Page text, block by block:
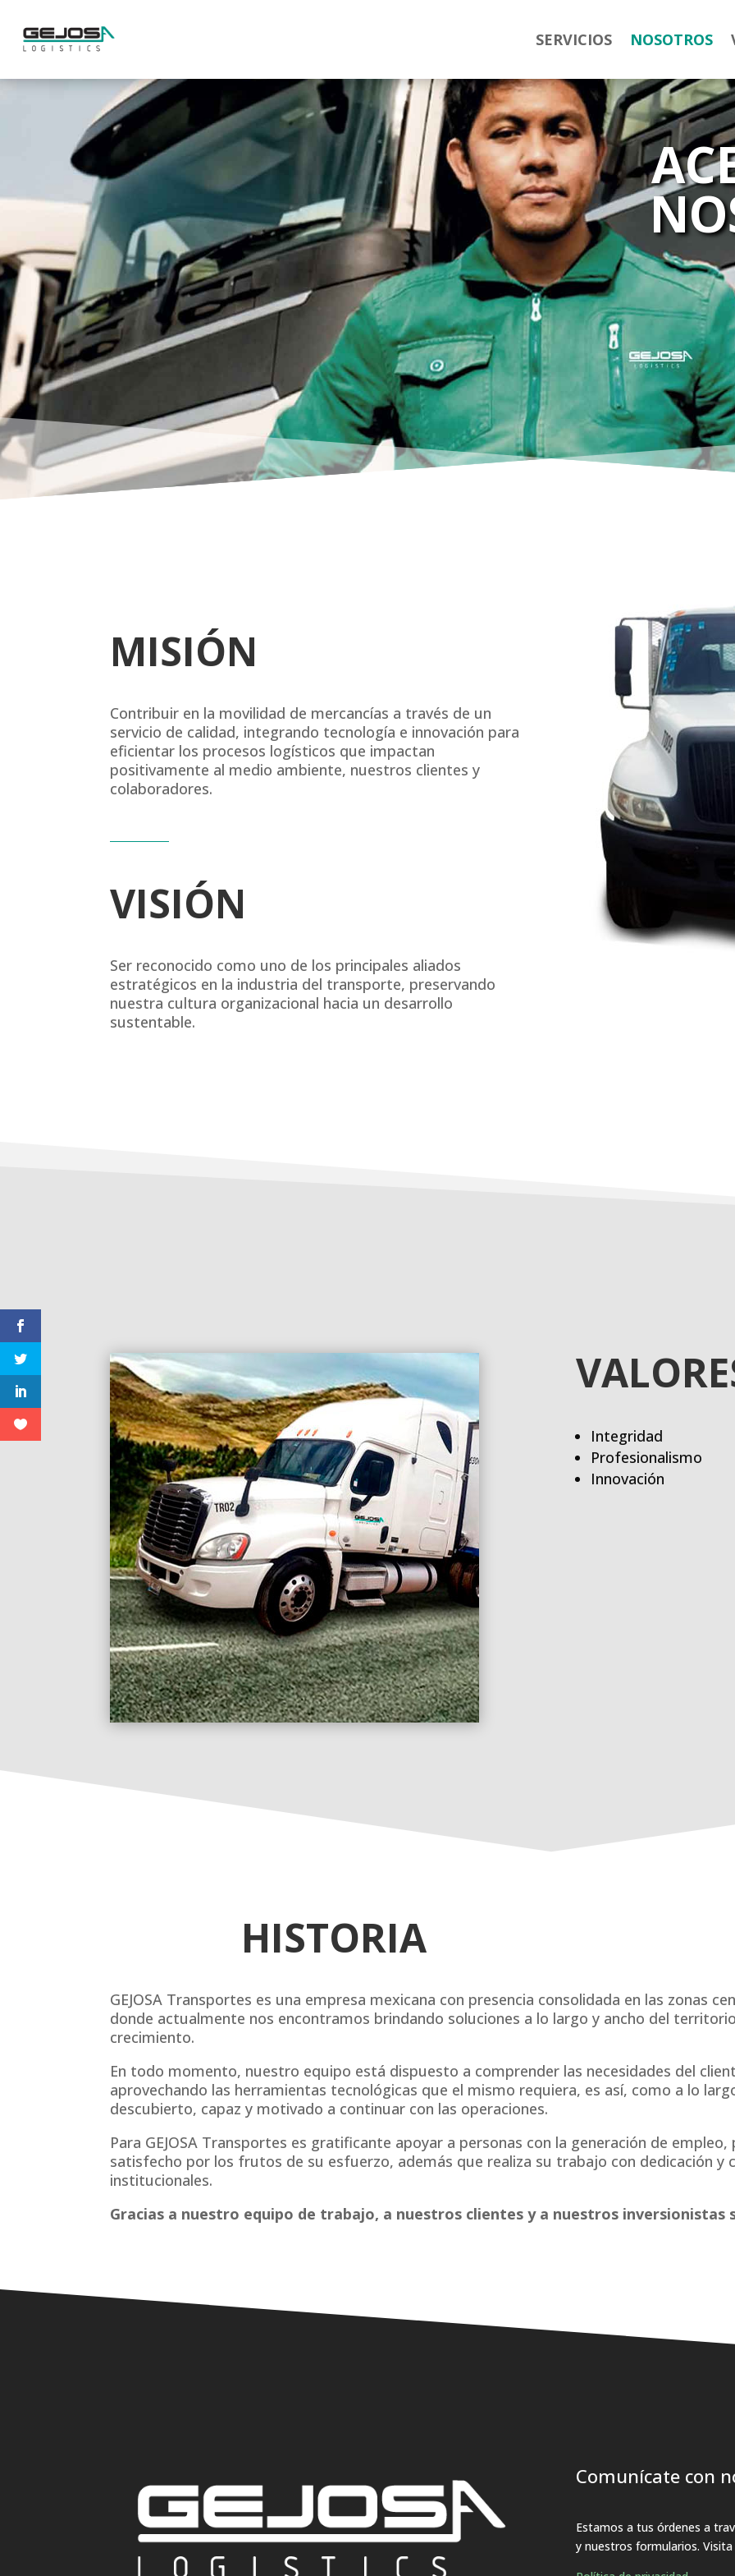
SERVICIOS NOSOTROS
MISIÓN
Contribuir en la movilidad de mercancías a través de un
servicio de calidad, integrando tecnología e innovación para
eficientar los procesos logísticos que impactan
positivamente al medio ambiente, nuestros clientes y
colaboradores.
VISIÓN
Ser reconocido como uno de los principales aliados
estratégicos en la industria del transporte, preservando
nuestra cultura organizacional hacia un desarrollo
sustentable.
Integridad
Profesionalismo
Innovación
HISTORIA
GEJOSA Transportes es una empresa mexicana con presencia consolidada en las zonas
donde actualmente nos encontramos brindando soluciones a lo largo y ancho del
crecimiento.
En todo momento, nuestro equipo está dispuesto a comprender las necesidades del
aprovechando las herramientas tecnológicas que el mismo requiera, es así, como a lo
descubierto, capaz y motivado a continuar con las operaciones.
Para GEJOSA Transportes es gratificante apoyar a personas con la generación de
satisfecho por los frutos de su esfuerzo, además que realiza su trabajo con dedicación y
institucionales.
Gracias a nuestro equipo de trabajo, a nuestros clientes y a nuestros inversionistas
Comunícate con
Estamos a tus órdenes a
y nuestros formularios.